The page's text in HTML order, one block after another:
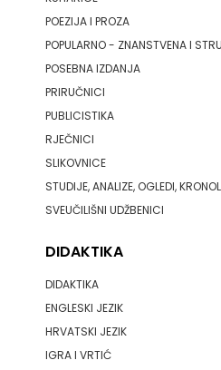
FOKUS
KOMUNIKACIJE
FORUM
FRAKTURA
GLAS
KONCILA
HARFA
POEZIJA I PROZA
POPULARNO - ZNANSTVENA I
POSEBNA IZDANJA
PRIRUČNICI
PUBLICISTIKA
RJEČNICI
SLIKOVNICE
STUDIJE, ANALIZE, OGLEDI,
SVEUČILIŠNI UDŽBENICI
DIDAKTIKA
DIDAKTIKA
ENGLESKI JEZIK
HRVATSKI JEZIK
IGRA I VRTIĆ